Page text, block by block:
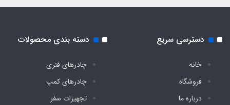
نوار دوزی مابین کفی و پشتی
دارد
دسترسی سریع
خانه
فروشگاه
درباره ما
دسته بندی محصولات
چادرهای فنری
چادرهای کمپ
تجهیزات سفر